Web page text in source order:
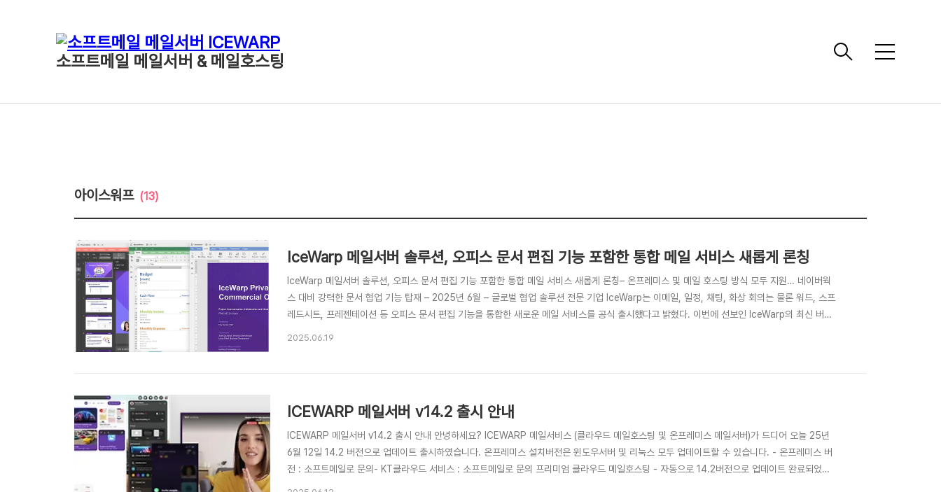
소프트메일 메일서버 & 메일호스팅
메
아이스워프 (13)
IceWarp 메일서버 솔루션, 오피스 문서 편집 기능 포함한 통합 메일 서비스 새롭게 론칭
IceWarp 메일서버 솔루션, 오피스 문서 편집 기능 포함한 통합 메일 서비스 새롭게 론칭– 온프레미스 및 메일 호스팅 방식 모두 지원… 네이버웍
스 대비 강력한 문서 협업 기능 탑재 – 2025년 6월 – 글로벌 협업 솔루션 전문 기업 IceWarp는 이메일, 일정, 채팅, 화상 회의는 물론 워드, 스프
레드시트, 프레젠테이션 등 오피스 문서 편집 기능을 통합한 새로운 메일 서비스를 공식 출시했다고 밝혔다. 이번에 선보인 IceWarp의 최신 버전
2025.06.19
ICEWARP 메일서버 v14.2 출시 안내
ICEWARP 메일서버 v14.2 출시 안내 안녕하세요? ICEWARP 메일서비스 (클라우드 메일호스팅 및 온프레미스 메일서버)가 드디어 오늘 25년
6월 12일 14.2 버전으로 업데이트 출시하였습니다. 온프레미스 설치버전은 윈도우서버 및 리눅스 모두 업데이트할 수 있습니다. - 온프레미스 버
전 : 소프트메일로 문의- KT클라우드 서비스 : 소프트메일로 문의 프리미엄 클라우드 메일호스팅 - 자동으로 14.2버전으로 업데이트 완료되었습